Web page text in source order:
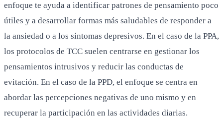
enfoque te ayuda a identificar patrones de pensamiento poco
útiles y a desarrollar formas más saludables de responder a
la ansiedad o a los síntomas depresivos. En el caso de la PPA,
los protocolos de TCC suelen centrarse en gestionar los
pensamientos intrusivos y reducir las conductas de
evitación. En el caso de la PPD, el enfoque se centra en
abordar las percepciones negativas de uno mismo y en
recuperar la participación en las actividades diarias.